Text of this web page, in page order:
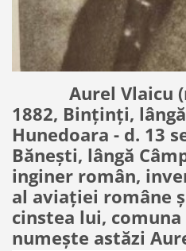
Aurel Vlaicu
1882, Binținți,
Hunedoara - d. 13
Bănești, lângă
inginer român,
al aviației române
cinstea lui,
numește astăzi